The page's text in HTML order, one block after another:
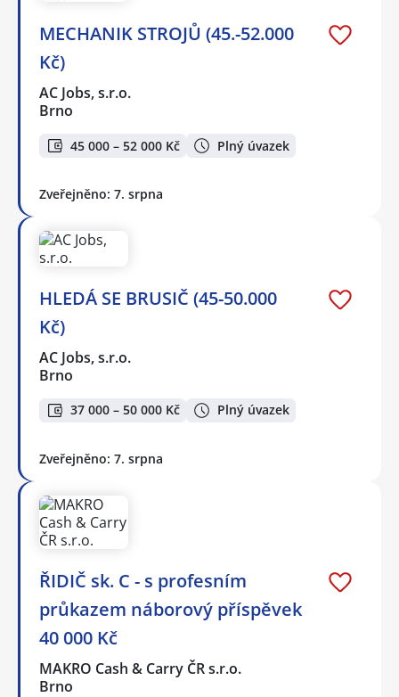
MECHANIK STROJŮ (45.-52.000
Kč)
AC Jobs, s.r.o.
Brno
45 000 – 52 000 Kč Plný úvazek
Zveřejněno: 7. srpna
HLEDÁ SE BRUSIČ (45-50.000
Kč)
AC Jobs, s.r.o.
Brno
37 000 – 50 000 Kč Plný úvazek
Zveřejněno: 7. srpna
ŘIDIČ sk. C - s profesním
průkazem náborový příspěvek
40 000 Kč
MAKRO Cash & Carry ČR s.r.o.
Brno